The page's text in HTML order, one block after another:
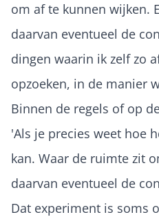
om af te kunnen wijken.
daarvan eventueel de
dingen waarin ik zelf zo
opzoeken, in de manier
Binnen de regels of op
'Als je precies weet hoe
kan. Waar de ruimte zit
daarvan eventueel de
Dat experiment is soms